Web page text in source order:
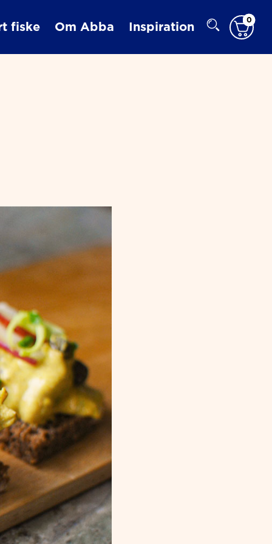
fiske Om Abba Inspiration 0